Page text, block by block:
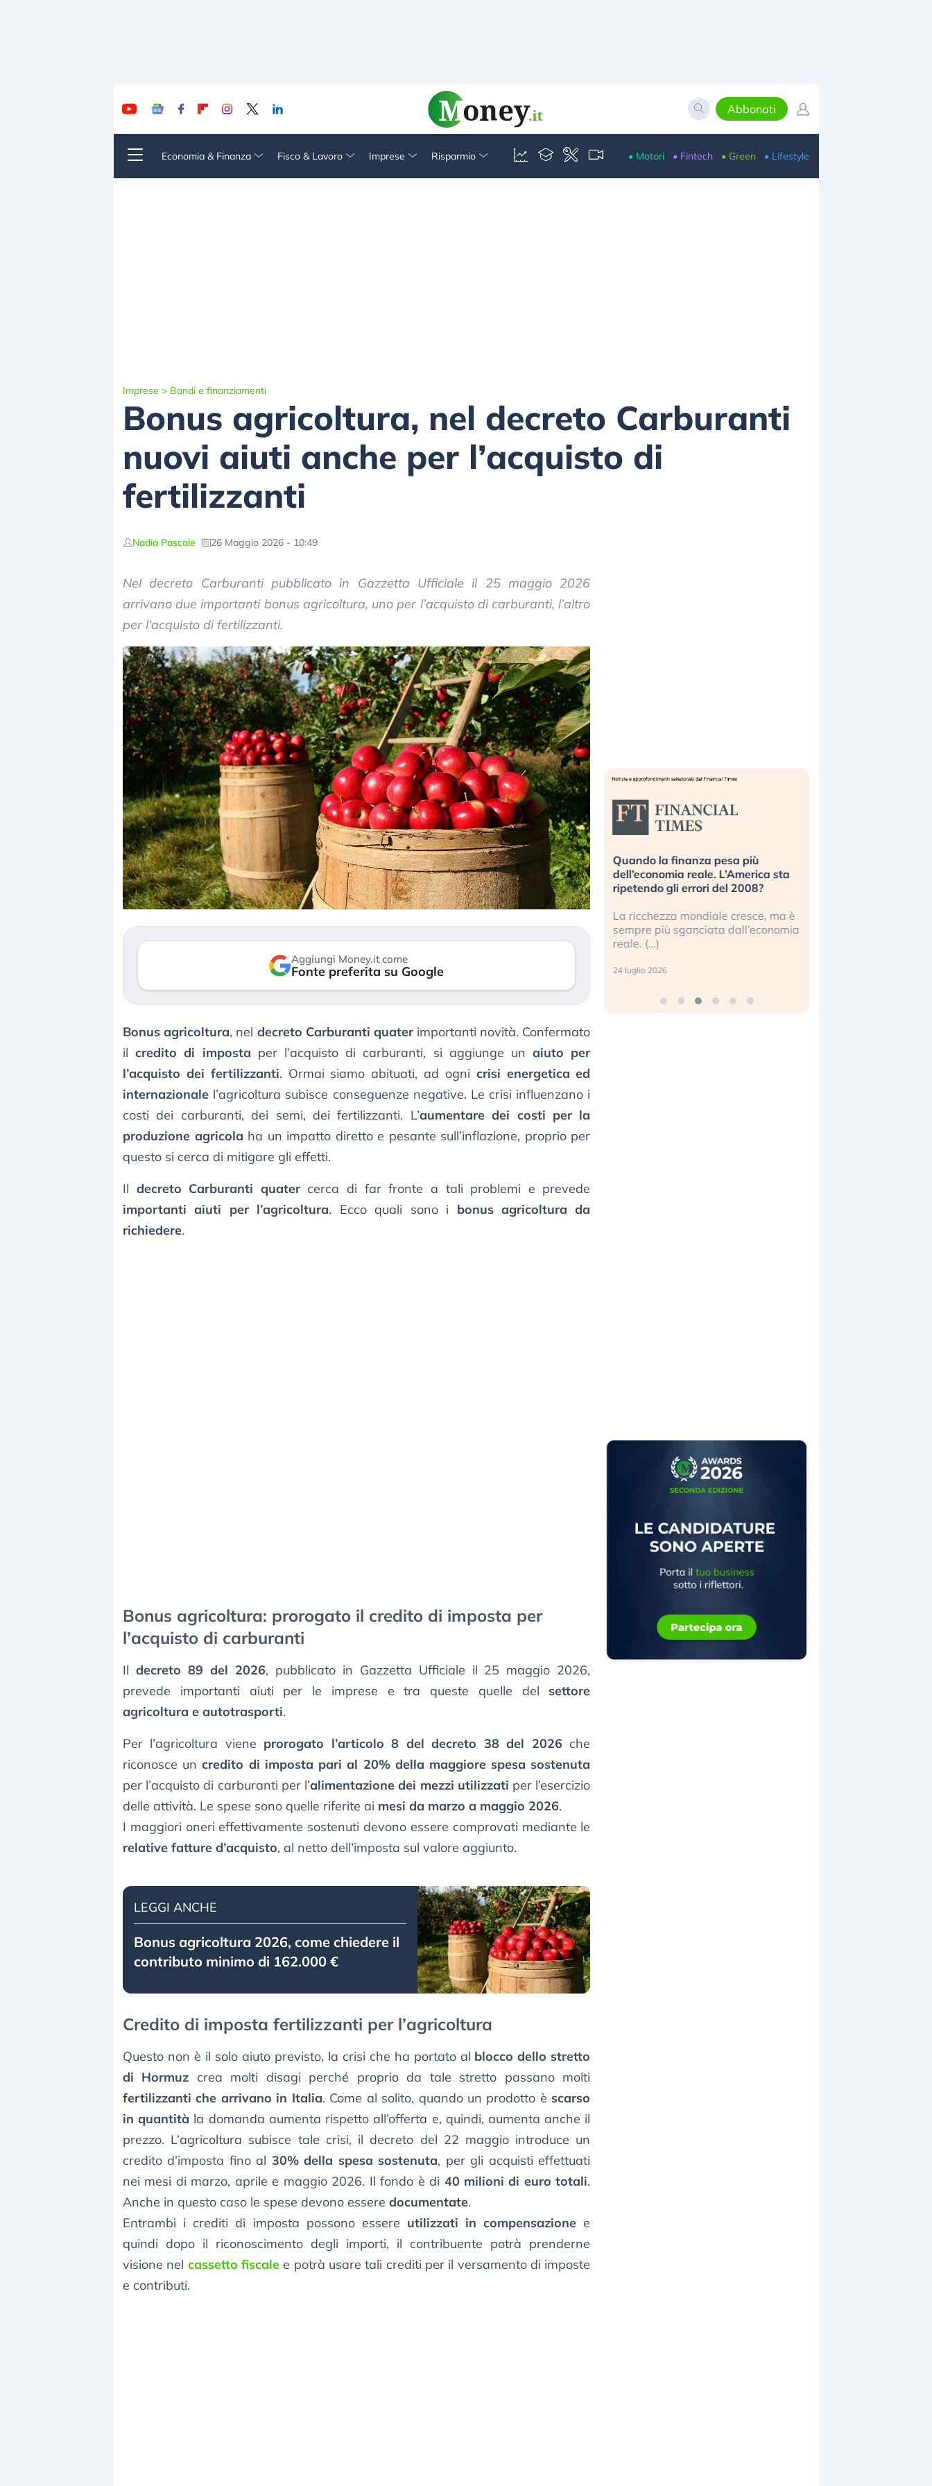
Abbonati
Economia & Finanza Fisco & Lavoro Imprese Risparmio • Motori • Fintech • Green • Lifestyle
Imprese > Bandi e finanziamenti
Bonus agricoltura, nel decreto Carburanti
nuovi aiuti anche per l’acquisto di
fertilizzanti
Nadia Pascale 26 Maggio 2026 - 10:49
Nel decreto Carburanti pubblicato in Gazzetta Ufficiale il 25 maggio 2026
arrivano due importanti bonus agricoltura, uno per l’acquisto di carburanti, l’altro
per l’acquisto di fertilizzanti.
Aggiungi Money.it come
Fonte preferita su Google
Bonus agricoltura, nel decreto Carburanti quaterimportanti novità. Confermato
ilcredito di imposta per l’acquisto di carburanti, si aggiunge unaiuto per
l’acquisto dei fertilizzanti. Ormai siamo abituati, ad ogni crisi energetica ed
internazionale l’agricoltura subisce conseguenze negative. Le crisi influenzano i
costi dei carburanti, dei semi, dei fertilizzanti. L’aumentare dei costi per la
produzione agricola ha un impatto diretto e pesante sull’inflazione, proprio per
questo si cerca di mitigare gli effetti.
Il decreto Carburanti quatercerca di far fronte a tali problemi e prevede
importanti aiuti per l’agricoltura. Ecco quali sono i bonus agricoltura da
richiedere.
Bonus agricoltura: prorogato il credito di imposta per
l’acquisto di carburanti
Il decreto 89 del 2026, pubblicato in Gazzetta Ufficiale il 25 maggio 2026,
prevede importanti aiuti per le imprese e tra queste quelle del settore
agricoltura e autotrasporti.
Per l’agricoltura viene prorogato l’articolo 8 del decreto 38 del 2026 che
riconosce uncredito di imposta pari al 20% della maggiore spesa sostenuta
per l’acquisto di carburanti per l’alimentazione dei mezzi utilizzati per l’esercizio
delle attività. Le spese sono quelle riferite ai mesi da marzo a maggio 2026.
I maggiori oneri effettivamente sostenuti devono essere comprovati mediante le
relative fatture d’acquisto, al netto dell’imposta sul valore aggiunto.
LEGGI ANCHE
Bonus agricoltura 2026, come chiedere il
contributo minimo di 162.000 €
Credito di imposta fertilizzanti per l’agricoltura
Questo non è il solo aiuto previsto, la crisi che ha portato al blocco dello stretto
di Hormuz crea molti disagi perché proprio da tale stretto passano molti
fertilizzanti che arrivano in Italia. Come al solito, quando un prodotto è scarso
in quantità la domanda aumenta rispetto all’offerta e, quindi, aumenta anche il
prezzo. L’agricoltura subisce tale crisi, il decreto del 22 maggio introduce un
credito d’imposta fino al 30% della spesa sostenuta, per gli acquisti effettuati
nei mesi di marzo, aprile e maggio 2026. Il fondo è di 40 milioni di euro totali.
Anche in questo caso le spese devono essere documentate.
Entrambi i crediti di imposta possono essere utilizzati in compensazione e
quindi dopo il riconoscimento degli importi, il contribuente potrà prenderne
visione nel cassetto fiscale e potrà usare tali crediti per il versamento di imposte
e contributi.
Dalle valutazioni estreme alla
correzione. Cosa sta guidando il
repricing degli asset?
mostrando segni di stanchezza
verso le (…)
«La mia vita è rovinata». Investitori
in preda al panico dopo lo scoppio
della bolla AI
Kospi, mentre gli investitori retail (…)
30 luglio 2026
Quando la finanza pesa più
dell’economia reale. L’America sta
ripetendo gli errori del 2008?
La ricchezza mondiale cresce, ma è
sempre più sganciata dall’economia
reale. (…)
24 luglio 2026